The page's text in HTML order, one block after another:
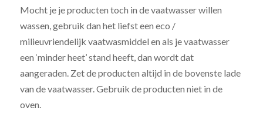
Mocht je je producten toch in de vaatwasser willen
wassen, gebruik dan het liefst een eco /
milieuvriendelijk vaatwasmiddel en als je vaatwasser
een ‘minder heet’ stand heeft, dan wordt dat
aangeraden. Zet de producten altijd in de bovenste lade
van de vaatwasser. Gebruik de producten niet in de
oven.